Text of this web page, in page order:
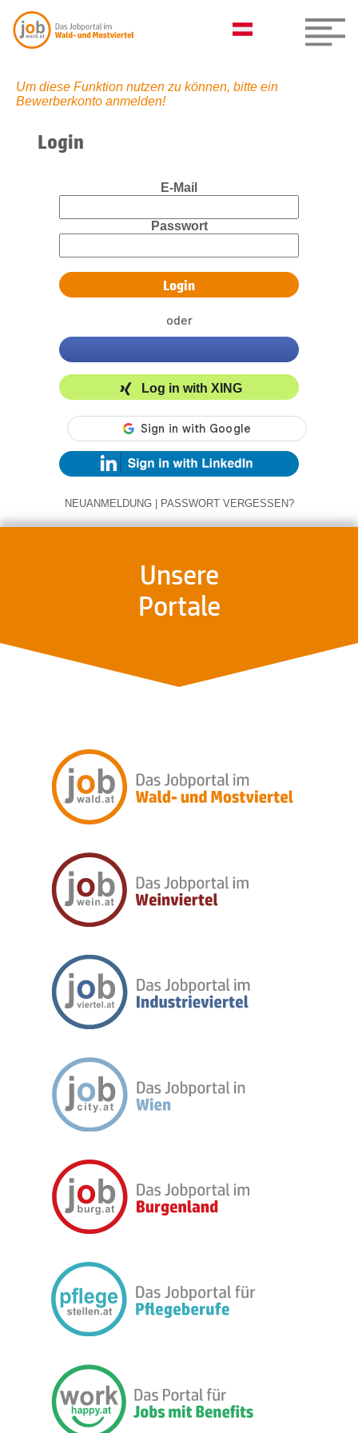
Um diese Funktion nutzen zu können, bitte ein
Bewerberkonto anmelden!
Login
E-Mail
Passwort
oder
Log in with XING
NEUANMELDUNG | PASSWORT VERGESSEN?
Unsere
Portale